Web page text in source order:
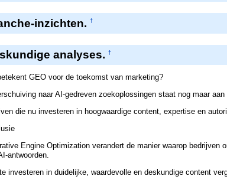
inzichten.†
analyses.†
GEO voor de toekomst van marketing?
naar AI-gedreven zoekoplossingen staat nog maar
die nu investeren in hoogwaardige content, expertise en
Engine Optimization verandert de manier waarop
antwoorden.
investeren in duidelijke, waardevolle en deskundige content